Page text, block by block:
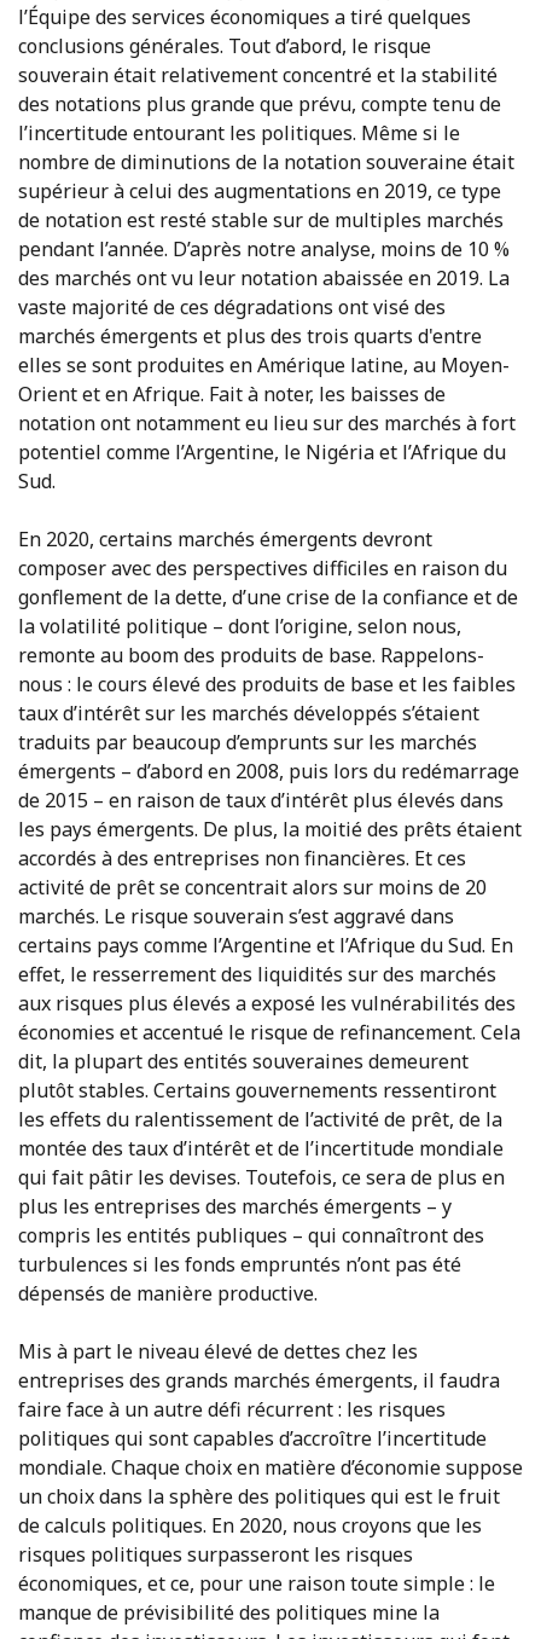
l’Équipe des services économiques a tiré quelques
conclusions générales. Tout d’abord, le risque
souverain était relativement concentré et la stabilité
des notations plus grande que prévu, compte tenu de
l’incertitude entourant les politiques. Même si le
nombre de diminutions de la notation souveraine était
supérieur à celui des augmentations en 2019, ce type
de notation est resté stable sur de multiples marchés
pendant l’année. D’après notre analyse, moins de 10 %
des marchés ont vu leur notation abaissée en 2019. La
vaste majorité de ces dégradations ont visé des
marchés émergents et plus des trois quarts d'entre
elles se sont produites en Amérique latine, au Moyen-
Orient et en Afrique. Fait à noter, les baisses de
notation ont notamment eu lieu sur des marchés à fort
potentiel comme l’Argentine, le Nigéria et l’Afrique du
Sud.
En 2020, certains marchés émergents devront
composer avec des perspectives difficiles en raison du
gonflement de la dette, d’une crise de la confiance et de
la volatilité politique – dont l’origine, selon nous,
remonte au boom des produits de base. Rappelons-
nous : le cours élevé des produits de base et les faibles
taux d’intérêt sur les marchés développés s’étaient
traduits par beaucoup d’emprunts sur les marchés
émergents – d’abord en 2008, puis lors du redémarrage
de 2015 – en raison de taux d’intérêt plus élevés dans
les pays émergents. De plus, la moitié des prêts étaient
accordés à des entreprises non financières. Et ces
activité de prêt se concentrait alors sur moins de 20
marchés. Le risque souverain s’est aggravé dans
certains pays comme l’Argentine et l’Afrique du Sud. En
effet, le resserrement des liquidités sur des marchés
aux risques plus élevés a exposé les vulnérabilités des
économies et accentué le risque de refinancement. Cela
dit, la plupart des entités souveraines demeurent
plutôt stables. Certains gouvernements ressentiront
les effets du ralentissement de l’activité de prêt, de la
montée des taux d’intérêt et de l’incertitude mondiale
qui fait pâtir les devises. Toutefois, ce sera de plus en
plus les entreprises des marchés émergents – y
compris les entités publiques – qui connaîtront des
turbulences si les fonds empruntés n’ont pas été
dépensés de manière productive.
Mis à part le niveau élevé de dettes chez les
entreprises des grands marchés émergents, il faudra
faire face à un autre défi récurrent : les risques
politiques qui sont capables d’accroître l’incertitude
mondiale. Chaque choix en matière d’économie suppose
un choix dans la sphère des politiques qui est le fruit
de calculs politiques. En 2020, nous croyons que les
risques politiques surpasseront les risques
économiques, et ce, pour une raison toute simple : le
manque de prévisibilité des politiques mine la